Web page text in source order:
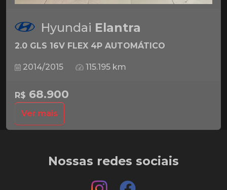
Hyundai Elantra
2.0 GLS 16V FLEX 4P AUTOMÁTICO
2014/2015 115.195 km
R$ 68.900
Ver mais
Nossas redes sociais